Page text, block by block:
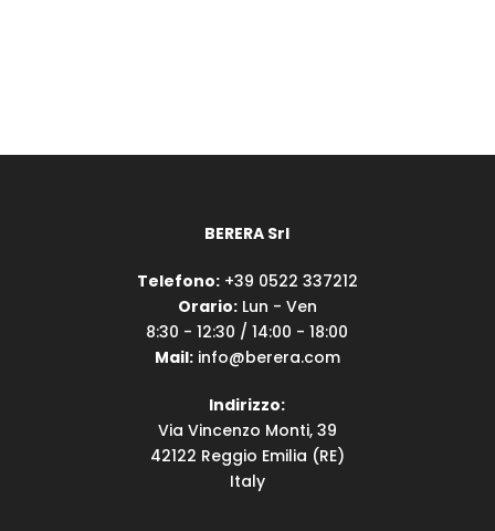
BERERA Srl
Telefono:+39 0522 337212
Orario:Lun - Ven
8:30 - 12:30 / 14:00 - 18:00
Mail:info@berera.com
Indirizzo:
Via Vincenzo Monti, 39
42122 Reggio Emilia (RE)
Italy